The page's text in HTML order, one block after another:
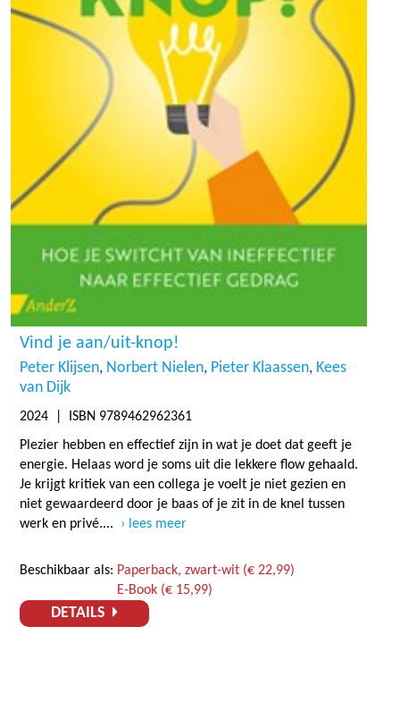
Vind je aan/uit-knop!
Peter Klijsen Norbert Nielen Pieter Klaassen Kees
van Dijk
2024 | ISBN 9789462962361
Plezier hebben en effectief zijn in wat je doet dat geeft je
energie. Helaas word je soms uit die lekkere flow gehaald.
Je krijgt kritiek van een collega je voelt je niet gezien en
niet gewaardeerd door je baas of je zit in de knel tussen
werk en privé....
lees meer
Beschikbaar als: Paperback, zwart-wit (€ 22,99)
E-Book (€ 15,99)
DETAILS